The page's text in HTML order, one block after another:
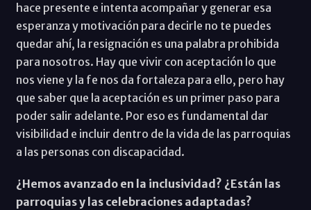
hace presente e intenta acompañar y generar esa
esperanza y motivación para decirle no te puedes
quedar ahí, la resignación es una palabra prohibida
para nosotros. Hay que vivir con aceptación lo que
nos viene y la fe nos da fortaleza para ello, pero hay
que saber que la aceptación es un primer paso para
poder salir adelante. Por eso es fundamental dar
visibilidad e incluir dentro de la vida de las parroquias
a las personas con discapacidad.
¿Hemos avanzado en la inclusividad? ¿Están las
parroquias y las celebraciones adaptadas?